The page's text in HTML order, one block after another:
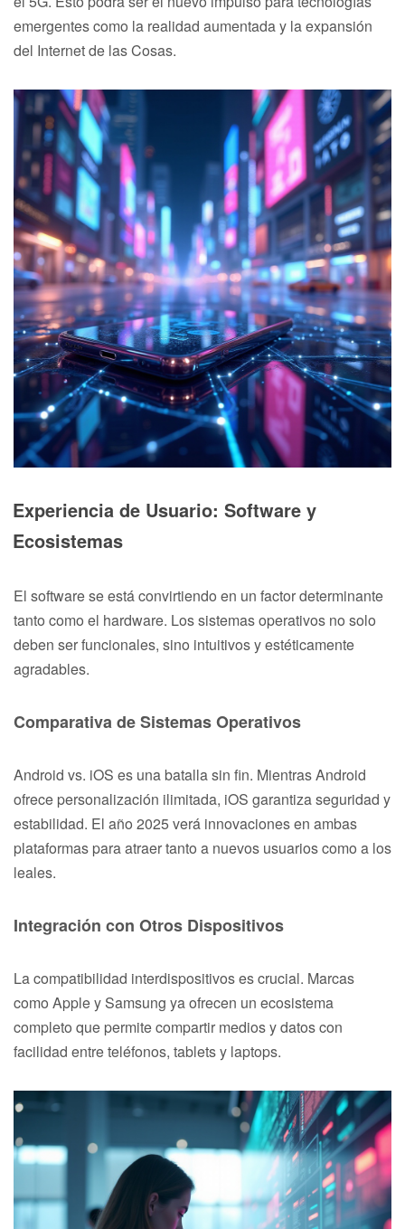
emergentes como la realidad aumentada y la expansión
del Internet de las Cosas.
Experiencia de Usuario: Software y
Ecosistemas
El software se está convirtiendo en un factor determinante
tanto como el hardware. Los sistemas operativos no solo
deben ser funcionales, sino intuitivos y estéticamente
agradables.
Comparativa de Sistemas Operativos
Android vs. iOS es una batalla sin fin. Mientras Android
ofrece personalización ilimitada, iOS garantiza seguridad y
estabilidad. El año 2025 verá innovaciones en ambas
plataformas para atraer tanto a nuevos usuarios como a los
leales.
Integración con Otros Dispositivos
La compatibilidad interdispositivos es crucial. Marcas
como Apple y Samsung ya ofrecen un ecosistema
completo que permite compartir medios y datos con
facilidad entre teléfonos, tablets y laptops.